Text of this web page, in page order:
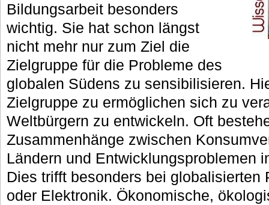
Bildungsarbeit besonders
wichtig. Sie hat schon längst
nicht mehr nur zum Ziel die
Zielgruppe für die Probleme des
globalen Südens zu sensibilisieren.
Zielgruppe zu ermöglichen sich zu
Weltbürgern zu entwickeln. Oft
Zusammenhänge zwischen
Ländern und Entwicklungsproblemen
Dies trifft besonders bei globalisierten
oder Elektronik. Ökonomische,